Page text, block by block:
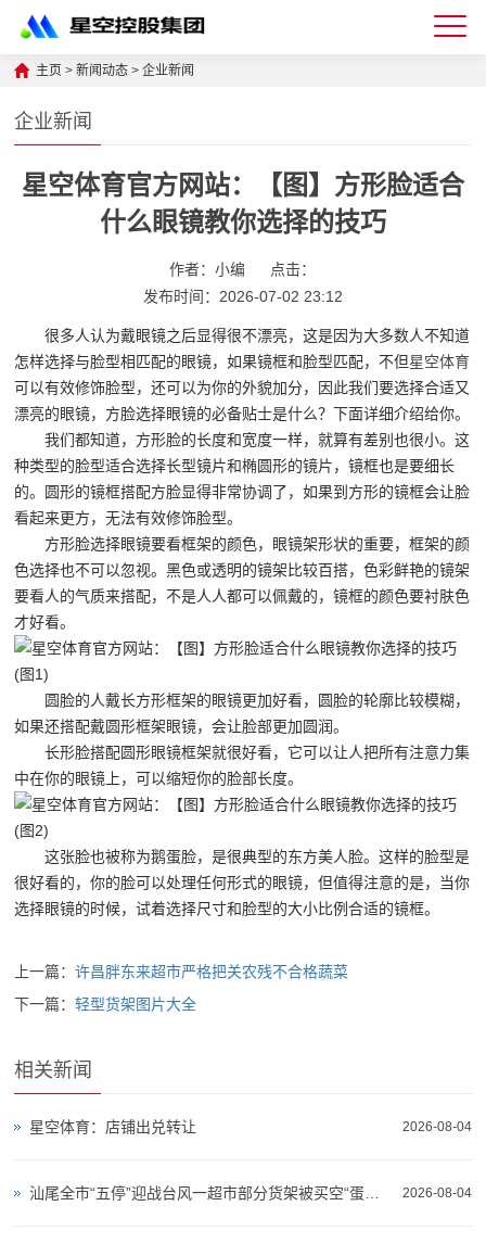
星
空
体
育
公
司-
仓
储
货
架|
超
市
货
架|
型
货
架
制
商-
空
平
台
主页 >新闻动态 >企业新闻
企业新闻
星空体育官方网站：【图】方形脸适合
什么眼镜教你选择的技巧
作者：小编
点击：
发布时间：2026-07-02 23:12
很多人认为戴眼镜之后显得很不漂亮，这是因为大多数人不知道
怎样选择与脸型相匹配的眼镜，如果镜框和脸型匹配，不但星空体育
可以有效修饰脸型，还可以为你的外貌加分，因此我们要选择合适又
漂亮的眼镜，方脸选择眼镜的必备贴士是什么？下面详细介绍给你。
我们都知道，方形脸的长度和宽度一样，就算有差别也很小。这
种类型的脸型适合选择长型镜片和椭圆形的镜片，镜框也是要细长
的。圆形的镜框搭配方脸显得非常协调了，如果到方形的镜框会让脸
看起来更方，无法有效修饰脸型。
方形脸选择眼镜要看框架的颜色，眼镜架形状的重要，框架的颜
色选择也不可以忽视。黑色或透明的镜架比较百搭，色彩鲜艳的镜架
要看人的气质来搭配，不是人人都可以佩戴的，镜框的颜色要衬肤色
才好看。
圆脸的人戴长方形框架的眼镜更加好看，圆脸的轮廓比较模糊，
如果还搭配戴圆形框架眼镜，会让脸部更加圆润。
长形脸搭配圆形眼镜框架就很好看，它可以让人把所有注意力集
中在你的眼镜上，可以缩短你的脸部长度。
这张脸也被称为鹅蛋脸，是很典型的东方美人脸。这样的脸型是
很好看的，你的脸可以处理任何形式的眼镜，但值得注意的是，当你
选择眼镜的时候，试着选择尺寸和脸型的大小比例合适的镜框。
上一篇：许昌胖东来超市严格把关农残不合格蔬菜
下一篇：轻型货架图片大全
相关新闻
2026-08-04
星空体育：店铺出兑转让
2026-08-04